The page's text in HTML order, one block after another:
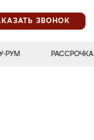
ЗВОНОК
РУМ РАССРОЧКА